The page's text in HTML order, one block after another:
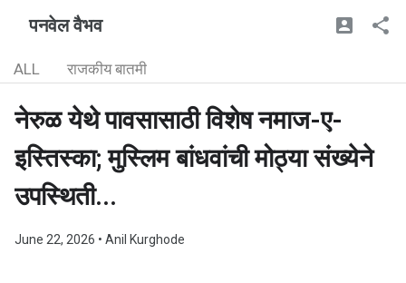
पनवेल वैभव
ALL राजकीय बातमी
नेरुळ येथे पावसासाठी विशेष नमाज-ए-
इस्तिस्का; मुस्लिम बांधवांची मोठ्या संख्येने
उपस्थिती...
June 22, 2026 • Anil Kurghode